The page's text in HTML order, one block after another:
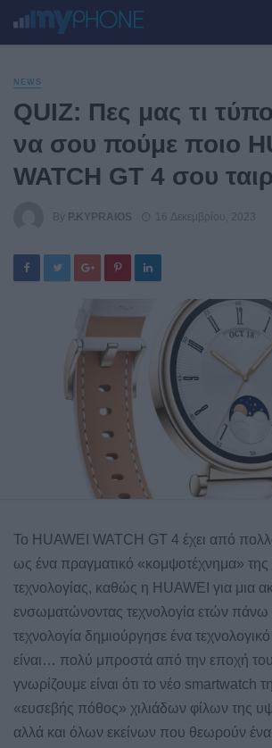
NEWS
QUIZ: Πες μας τι
να σου πούμε πoιο
WATCH GT 4 σου
By P.KYPRAIOS 16 Δεκεμβρίου, 2023
Το HUAWEI WATCH GT 4 έχει από
ως ένα πραγματικό «κομψοτέχνημα»
τεχνολογίας, καθώς η HUAWEI για μια
ενσωματώνοντας τεχνολογία ετών
τεχνολογία δημιούργησε ένα
είναι… πολύ μπροστά από την εποχή
γνωρίζουμε είναι ότι το νέο smartwatch
«ευσεβής πόθος» χιλιάδων φίλων της
αλλά και όλων εκείνων που θεωρούν